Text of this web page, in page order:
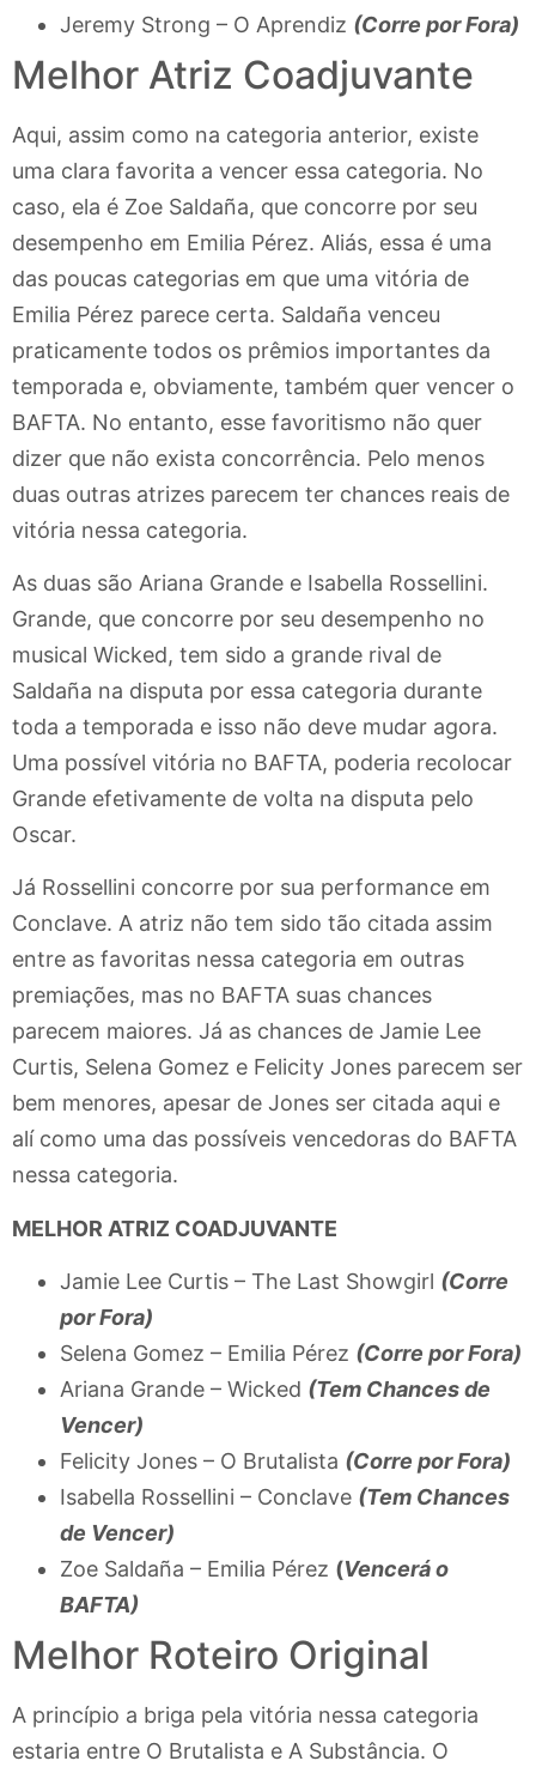
Jeremy Strong – O Aprendiz (Corre por Fora)
Melhor Atriz Coadjuvante
Aqui, assim como na categoria anterior, existe
uma clara favorita a vencer essa categoria. No
caso, ela é Zoe Saldaña, que concorre por seu
desempenho em Emilia Pérez. Aliás, essa é uma
das poucas categorias em que uma vitória de
Emilia Pérez parece certa. Saldaña venceu
praticamente todos os prêmios importantes da
temporada e, obviamente, também quer vencer o
BAFTA. No entanto, esse favoritismo não quer
dizer que não exista concorrência. Pelo menos
duas outras atrizes parecem ter chances reais de
vitória nessa categoria.
As duas são Ariana Grande e Isabella Rossellini.
Grande, que concorre por seu desempenho no
musical Wicked, tem sido a grande rival de
Saldaña na disputa por essa categoria durante
toda a temporada e isso não deve mudar agora.
Uma possível vitória no BAFTA, poderia recolocar
Grande efetivamente de volta na disputa pelo
Oscar.
Já Rossellini concorre por sua performance em
Conclave. A atriz não tem sido tão citada assim
entre as favoritas nessa categoria em outras
premiações, mas no BAFTA suas chances
parecem maiores. Já as chances de Jamie Lee
Curtis, Selena Gomez e Felicity Jones parecem ser
bem menores, apesar de Jones ser citada aqui e
alí como uma das possíveis vencedoras do BAFTA
nessa categoria.
MELHOR ATRIZ COADJUVANTE
Jamie Lee Curtis – The Last Showgirl (Corre
por Fora)
Selena Gomez – Emilia Pérez (Corre por Fora)
Ariana Grande – Wicked (Tem Chances de
Vencer)
Felicity Jones – O Brutalista (Corre por Fora)
Isabella Rossellini – Conclave (Tem Chances
de Vencer)
Zoe Saldaña – Emilia Pérez (Vencerá o
BAFTA)
Melhor Roteiro Original
A princípio a briga pela vitória nessa categoria
estaria entre O Brutalista e A Substância. O